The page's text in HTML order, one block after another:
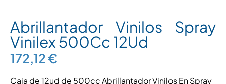
Abrillantador Vinilos Spray
Vinilex 500Cc 12Ud
172,12€
Caja de 12ud de 500cc Abrillantador Vinilos En Spray